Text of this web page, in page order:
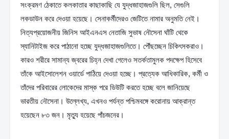
সংক্রমণ ঠেকাতে কলকাতার কাছাকাছি যে যুদ্ধজাহাজগুলি ছিল, সেগুলি
লকডাউন করে দেওয়া হয়েছে। সেনাকর্মীদেরও জেটিতে নামার অনুমতি নেই।
নিত্যপ্রয়োজনীয় জিনিস আইএনএস নেতাজি সুভাষ নৌসেনা ঘাঁটি থেকে
স্যানিটাইজ করে পাঠানো হচ্ছে যুদ্ধজাহাজগুলিতে। পৌঁছচ্ছেন চিকিৎসকরাও।
কারও শরীরে সামান্য জ্বরের চিহ্ন দেখা গেলেও সতর্কতামুলক পদক্ষেপ হিসেবে
তাঁকে আইসোলেশন ওয়ার্ডে পাঠিয়ে দেওয়া হচ্ছে। প্রত্যেক আধিকারিক, কর্মী ও
তাঁদের পরিবারের লোকেদের মাস্ক পরে ডিউটি করতে হচ্ছে বলে জানিয়েছে
ভারতীয় নৌসেনা। উল্লেখ্য, এখনও পর্যন্ত পশ্চিমবঙ্গে করোনায় আক্রান্ত
হয়েছেন ৮৩ জন। মৃত্যু হয়েছে পাঁচজনের।